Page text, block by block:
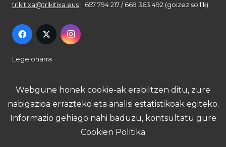
trikitixa@trikitixa.eus | 657 794 217 / 669 363 492 (goizez soilik)
Lege oharra
Pribatutasun politika
Webgune honek cookie-ak erabiltzen ditu, zure
nabigazioa errazteko eta analisi estatistikoak egiteko.
Informazio gehiago nahi baduzu, kontsultatu gure
Cookien Politika